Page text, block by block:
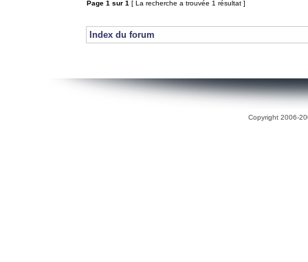
Page 1 sur 1 [ La recherche a trouvée 1 résultat ]
Index du forum
Copyright 2006-